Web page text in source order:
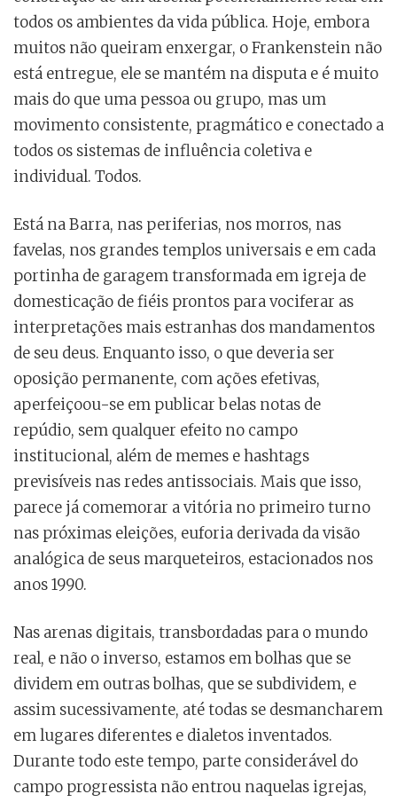
todos os ambientes da vida pública. Hoje, embora
muitos não queiram enxergar, o Frankenstein não
está entregue, ele se mantém na disputa e é muito
mais do que uma pessoa ou grupo, mas um
movimento consistente, pragmático e conectado a
todos os sistemas de influência coletiva e
individual. Todos.
Está na Barra, nas periferias, nos morros, nas
favelas, nos grandes templos universais e em cada
portinha de garagem transformada em igreja de
domesticação de fiéis prontos para vociferar as
interpretações mais estranhas dos mandamentos
de seu deus. Enquanto isso, o que deveria ser
oposição permanente, com ações efetivas,
aperfeiçoou-se em publicar belas notas de
repúdio, sem qualquer efeito no campo
institucional, além de memes e hashtags
previsíveis nas redes antissociais. Mais que isso,
parece já comemorar a vitória no primeiro turno
nas próximas eleições, euforia derivada da visão
analógica de seus marqueteiros, estacionados nos
anos 1990.
Nas arenas digitais, transbordadas para o mundo
real, e não o inverso, estamos em bolhas que se
dividem em outras bolhas, que se subdividem, e
assim sucessivamente, até todas se desmancharem
em lugares diferentes e dialetos inventados.
Durante todo este tempo, parte considerável do
campo progressista não entrou naquelas igrejas,